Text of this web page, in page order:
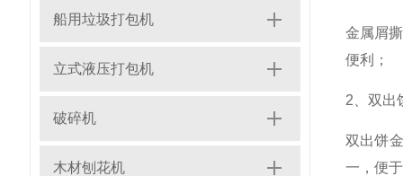
船用垃圾打包机
立式液压打包机
破碎机
木材刨花机
金属屑
便利；
2、双出
双出饼
一，便